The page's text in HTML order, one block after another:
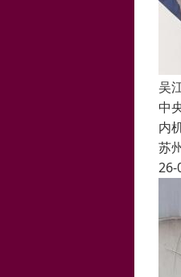
吴
中
内
苏
26-